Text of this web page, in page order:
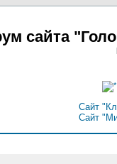
сайта
Сайт
Сайт